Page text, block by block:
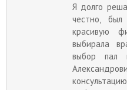
Я долго
честно,
красивую
выбирала
выбор пал